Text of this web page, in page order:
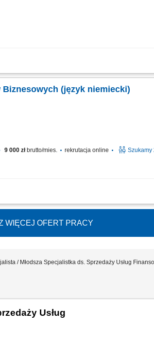
ofert handlowych i negocjowanie warunków
(język niemiecki)
9 000 złbrutto/mies. rekrutacja online Szukamy
ich potrzeb biznesowych, inicjowanie
WIĘCEJ OFERT PRACY
/ Młodsza Specjalistka ds. Sprzedaży Usług
Usług